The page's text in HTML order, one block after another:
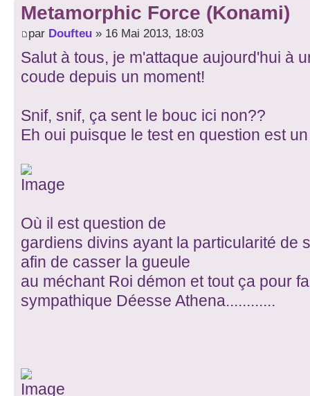
Metamorphic Force (Konami)
par Doufteu » 16 Mai 2013, 18:03
Salut à tous, je m'attaque aujourd'hui à
coude depuis un moment!
Snif, snif, ça sent le bouc ici non??
Eh oui puisque le test en question est
Où il est question de
gardiens divins ayant la particularité de
afin de casser la gueule
au méchant Roi démon et tout ça pour
sympathique Déesse Athena............